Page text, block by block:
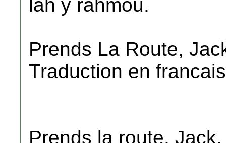
lah y rahmou.
Prends La Route,
Traduction en
Prends la route,